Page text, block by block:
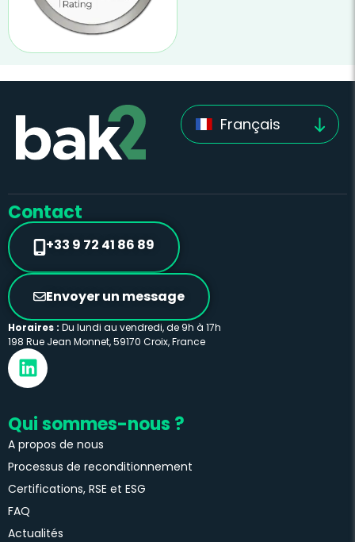
Français
Qui sommes-nous ?
A propos de nous
Processus de reconditionnement
Certifications, RSE et ESG
FAQ
Actualités
Contact
+33 9 72 41 86 89
Envoyer un message
Horaires : Du lundi au vendredi, de 9h à 17h
198 Rue Jean Monnet, 59170 Croix, France